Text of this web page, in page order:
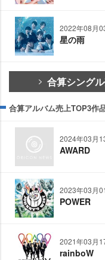
2022年08月
星の雨
合算シング
合算アルバム売上TOP3作
2024年03月
AWARD
2023年03月
POWER
2021年03月
rainboW